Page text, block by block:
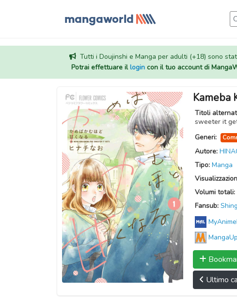
Tutti i Doujinshi e Manga per adulti (+18) sono
Potrai effettuare illogincon il tuo account di
Kameba
Titoli
sweeter it
Generi:
Autore:
Tipo: Manga
Volumi totali:
Fansub:
Ultimo